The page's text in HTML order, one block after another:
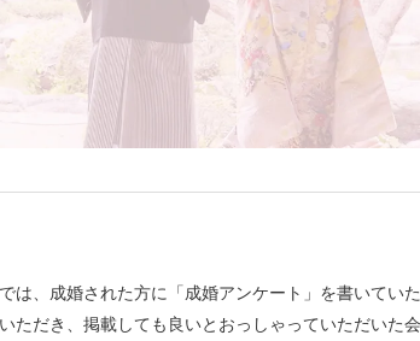
は、成婚された方に「成婚アンケート」を書いていた
ただき、掲載しても良いとおっしゃっていただいた